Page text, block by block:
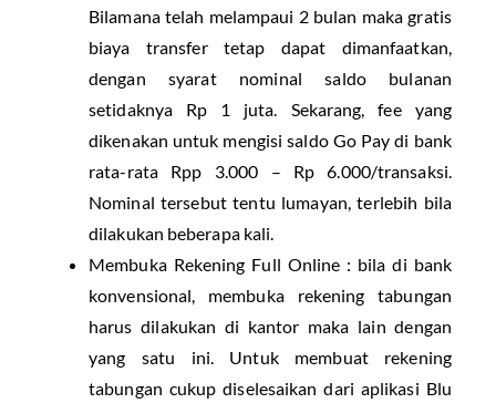
Bilamana telah melampaui 2 bulan maka gratis
biaya transfer tetap dapat dimanfaatkan,
dengan syarat nominal saldo bulanan
setidaknya Rp 1 juta. Sekarang, fee yang
dikenakan untuk mengisi saldo Go Pay di bank
rata-rata Rpp 3.000 – Rp 6.000/transaksi.
Nominal tersebut tentu lumayan, terlebih bila
dilakukan beberapa kali.
Membuka Rekening Full Online : bila di bank
konvensional, membuka rekening tabungan
harus dilakukan di kantor maka lain dengan
yang satu ini. Untuk membuat rekening
tabungan cukup diselesaikan dari aplikasi Blu